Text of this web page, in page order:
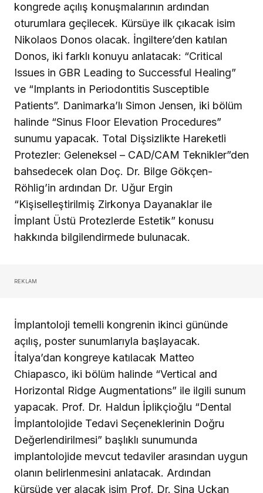
kongrede açılış konuşmalarının ardından
oturumlara geçilecek. Kürsüye ilk çıkacak isim
Nikolaos Donos olacak. İngiltere’den katılan
Donos, iki farklı konuyu anlatacak: “Critical
Issues in GBR Leading to Successful Healing”
ve “Implants in Periodontitis Susceptible
Patients”. Danimarka’lı Simon Jensen, iki bölüm
halinde “Sinus Floor Elevation Procedures”
sunumu yapacak. Total Dişsizlikte Hareketli
Protezler: Geleneksel – CAD/CAM Teknikler”den
bahsedecek olan Doç. Dr. Bilge Gökçen-
Röhlig’in ardından Dr. Uğur Ergin
“Kişiselleştirilmiş Zirkonya Dayanaklar ile
İmplant Üstü Protezlerde Estetik” konusu
hakkında bilgilendirmede bulunacak.
REKLAM
İmplantoloji temelli kongrenin ikinci gününde
açılış, poster sunumlarıyla başlayacak.
İtalya’dan kongreye katılacak Matteo
Chiapasco, iki bölüm halinde “Vertical and
Horizontal Ridge Augmentations” ile ilgili sunum
yapacak. Prof. Dr. Haldun İplikçioğlu “Dental
İmplantolojide Tedavi Seçeneklerinin Doğru
Değerlendirilmesi” başlıklı sunumunda
implantolojide mevcut tedaviler arasından uygun
olanın belirlenmesini anlatacak. Ardından
kürsüde yer alacak isim Prof. Dr. Sina Uçkan